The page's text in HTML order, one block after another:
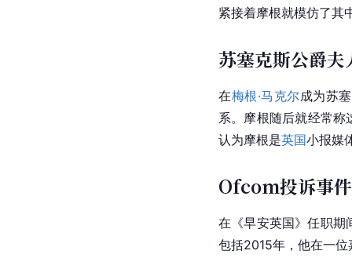
紧接着摩根就模仿了其
苏塞克斯公爵夫
在梅根·马克尔成为苏
系。摩根随后就经常称
认为摩根是英国小报媒
Ofcom投诉事件
在《早安英国》任职期
包括2015年，他在一